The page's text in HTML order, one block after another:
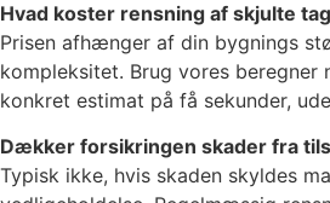
Hvad koster rensning af skjulte
Prisen afhænger af din bygnings
kompleksitet. Brug vores
konkret estimat på få sekunder,
Dækker forsikringen skader fra
Typisk ikke, hvis skaden skyldes